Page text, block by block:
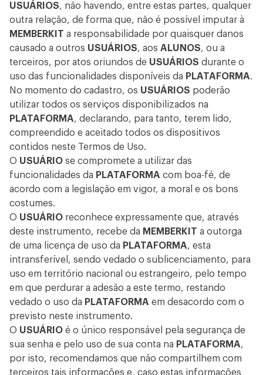
USUÁRIOS, não havendo, entre estas partes, qualquer
outra relação, de forma que, não é possível imputar à
MEMBERKIT a responsabilidade por quaisquer danos
causado a outros USUÁRIOS, aos ALUNOS, ou a
terceiros, por atos oriundos de USUÁRIOS durante o
uso das funcionalidades disponíveis da PLATAFORMA.
No momento do cadastro, os USUÁRIOS poderão
utilizar todos os serviços disponibilizados na
PLATAFORMA, declarando, para tanto, terem lido,
compreendido e aceitado todos os dispositivos
contidos neste Termos de Uso.
O USUÁRIO se compromete a utilizar das
funcionalidades da PLATAFORMA com boa-fé, de
acordo com a legislação em vigor, a moral e os bons
costumes.
O USUÁRIO reconhece expressamente que, através
deste instrumento, recebe da MEMBERKIT a outorga
de uma licença de uso da PLATAFORMA, esta
intransferível, sendo vedado o sublicenciamento, para
uso em território nacional ou estrangeiro, pelo tempo
em que perdurar a adesão a este termo, restando
vedado o uso da PLATAFORMA em desacordo com o
previsto neste instrumento.
O USUÁRIO é o único responsável pela segurança de
sua senha e pelo uso de sua conta na PLATAFORMA,
por isto, recomendamos que não compartilhem com
terceiros tais informações e, caso estas informações